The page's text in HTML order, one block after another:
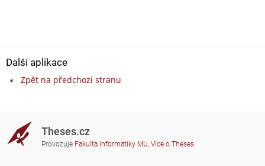
Další aplikace
Zpět na předchozí stranu
Theses.cz
Provozuje Fakulta informatiky MU, Více o Theses